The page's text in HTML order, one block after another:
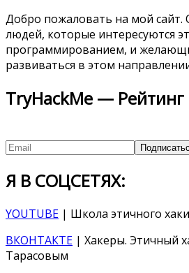
Добро пожаловать на мой сайт.
людей, которые интересуются
программированием, и
развиваться в этом
TryHackMe — Рейтинг
Я В СОЦСЕТЯХ:
YOUTUBE | Школа этичного
ВКОНТАКТЕ | Хакеры. Этичный
Тарасовым